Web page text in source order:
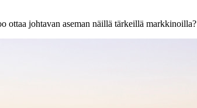
ottaa johtavan aseman näillä tärkeillä markkinoilla?